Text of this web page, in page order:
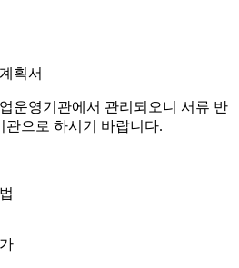
획서
운영기관에서 관리되오니 서류 반
관으로 하시기 바랍니다.